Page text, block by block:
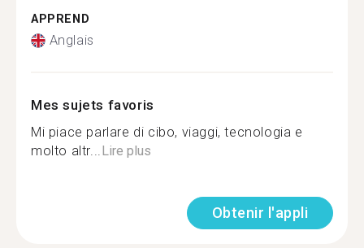
APPREND
Anglais
Mes sujets favoris
Mi piace parlare di cibo, viaggi, tecnologia e
molto altr...Lire plus
Obtenir l'appli